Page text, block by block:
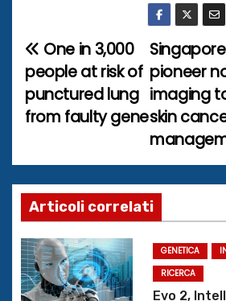
N
a
v
i
g
a
z
i
pioneer
imaging
skin
One in 3,000
people at risk of
punctured lung
from faulty gene
Articoli correlati
GENETICA
RICERCA
Evo 2,